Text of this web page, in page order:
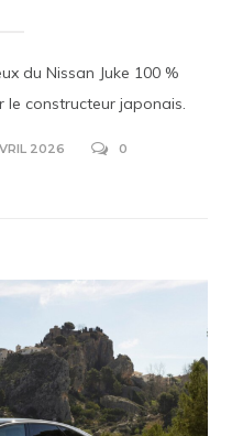
du Nissan Juke 100 %
le constructeur japonais.
2026 0